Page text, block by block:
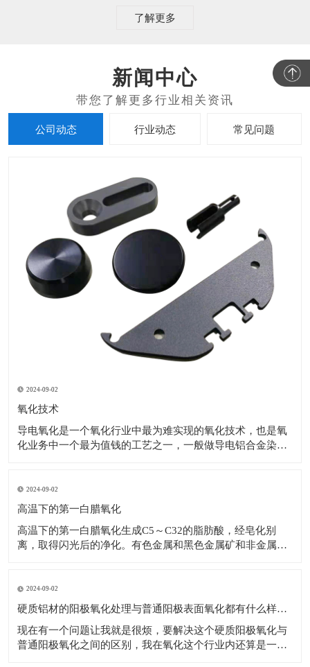
了解更多
新闻中心
公司动态 行业动态 常见问题
2024-09-02
氧化技术
导电氧化是一个氧化行业中最为难实现的氧化技术，也是氧
化业务中一个最为值钱的工艺之一，一般做导电铝合金染色
合用于变形铝及铝合金氧化，也可用于铝件外表维护，抗氧
化无钝化或填充柄。 ②公式1.5的
2024-09-02
高温下的第一白腊氧化
高温下的第一白腊氧化生成C5～C32的脂肪酸，经皂化别
离，取得闪光后的净化。有色金属和黑色金属矿和非金属矿
石场、赤铁矿、铝土矿等，也可以被用来做混凝土起泡剂。
多种矿产金属外表构成复合氧化白腊含有
2024-09-02
硬质铝材的阳极氧化处理与普通阳极表面氧化都有什么样的区别？硬质氧化
现在有一个问题让我就是很烦，要解决这个硬质阳极氧化与
普通阳极氧化之间的区别，我在氧化这个行业内还算是一个